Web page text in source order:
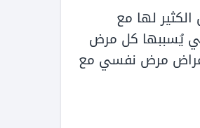
لها مع
يُسببها كل مرض
مرض نفسي مع